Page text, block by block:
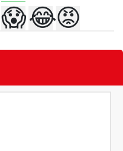
😱😂😡